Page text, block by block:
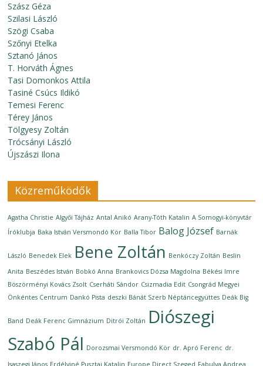
Szász Géza
Szilasi László
Szögi Csaba
Szőnyi Etelka
Sztanó János
T. Horváth Ágnes
Tasi Domonkos Attila
Tasiné Csúcs Ildikó
Temesi Ferenc
Térey János
Tölgyesy Zoltán
Trócsányi László
Újszászi Ilona
Közreműködők
Agatha Christie Algyői Tájház Antal Anikó Arany-Tóth Katalin A Somogyi-könyvtár
Íróklubja Baka István Versmondó Kör Balla Tibor Balog József Barnák
László Benedek Elek Bene Zoltán Benkóczy Zoltán Beslin
Anita Beszédes István Bobkó Anna Brankovics Dózsa Magdolna Békési Imre
Böszörményi Kovács Zsolt Cserháti Sándor Csizmadia Edit Csongrád Megyei
Önkéntes Centrum Dankó Pista deszki Bánát Szerb Néptáncegyüttes Deák Big
Band Deák Ferenc Gimnázium Ditrói Zoltán Diószegi
Szabó Pál Dorozsmai Versmondó Kör dr. Apró Ferenc dr.
Isaszegi János Erdélyiné Pusztai Katalin Europe Direct Szeged Fabulya Andrea